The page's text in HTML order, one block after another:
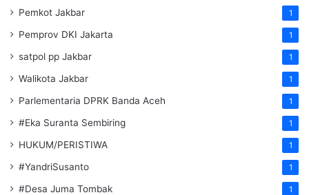
Pemkot Jakbar 1
Pemprov DKI Jakarta 1
satpol pp Jakbar 1
Walikota Jakbar 1
Parlementaria DPRK Banda Aceh 1
#Eka Suranta Sembiring 1
HUKUM/PERISTIWA 1
#YandriSusanto 1
#Desa Juma Tombak 1